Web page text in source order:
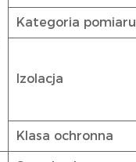
Kategoria pomiaru
Izolacja
Klasa ochronna